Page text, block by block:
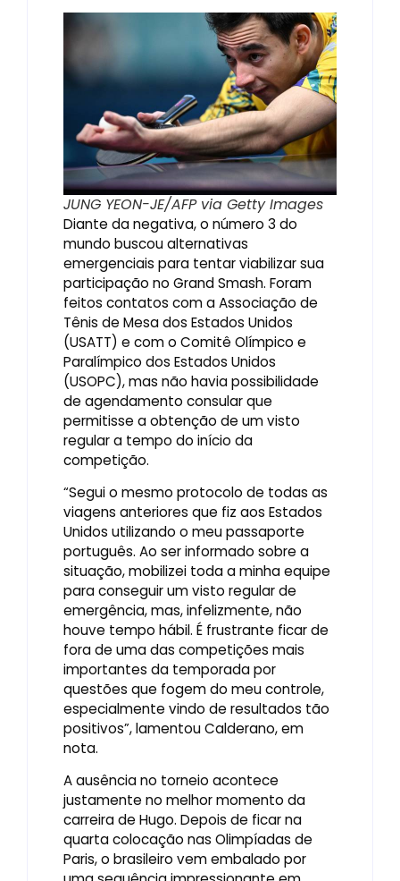
JUNG YEON-JE/AFP via Getty Images
Diante da negativa, o número 3 do
mundo buscou alternativas
emergenciais para tentar viabilizar sua
participação no Grand Smash. Foram
feitos contatos com a Associação de
Tênis de Mesa dos Estados Unidos
(USATT) e com o Comitê Olímpico e
Paralímpico dos Estados Unidos
(USOPC), mas não havia possibilidade
de agendamento consular que
permitisse a obtenção de um visto
regular a tempo do início da
competição.
“Segui o mesmo protocolo de todas as
viagens anteriores que fiz aos Estados
Unidos utilizando o meu passaporte
português. Ao ser informado sobre a
situação, mobilizei toda a minha equipe
para conseguir um visto regular de
emergência, mas, infelizmente, não
houve tempo hábil. É frustrante ficar de
fora de uma das competições mais
importantes da temporada por
questões que fogem do meu controle,
especialmente vindo de resultados tão
positivos”, lamentou Calderano, em
nota.
A ausência no torneio acontece
justamente no melhor momento da
carreira de Hugo. Depois de ficar na
quarta colocação nas Olimpíadas de
Paris, o brasileiro vem embalado por